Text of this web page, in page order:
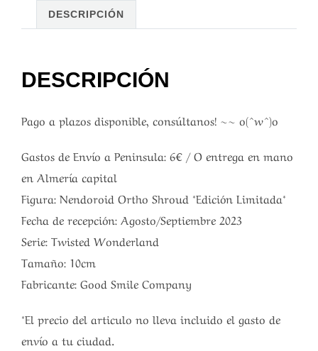
DESCRIPCIÓN
DESCRIPCIÓN
Pago a plazos disponible, consúltanos! ~~ o(^w^)o
Gastos de Envío a Peninsula: 6€ / O entrega en mano
en Almería capital
Figura: Nendoroid Ortho Shroud *Edición Limitada*
Fecha de recepción: Agosto/Septiembre 2023
Serie: Twisted Wonderland
Tamaño: 10cm
Fabricante: Good Smile Company
*El precio del articulo no lleva incluido el gasto de
envío a tu ciudad.